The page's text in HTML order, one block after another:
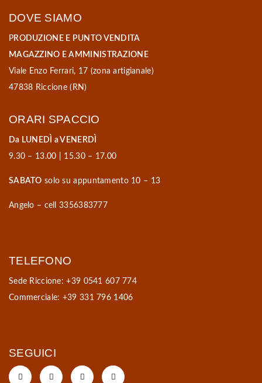
DOVE SIAMO
PRODUZIONE E PUNTO VENDITA
MAGAZZINO E AMMINISTRAZIONE
Viale Enzo Ferrari, 17 (zona artigianale)
47838 Riccione (RN)
ORARI SPACCIO
Da LUNEDÌ a VENERDÌ
9.30 – 13.00 | 15.30 – 17.00
SABATO solo su appuntamento 10 – 13
Angelo – cell 3356383777
TELEFONO
Sede Riccione: +39 0541 607 774
Commerciale: +39 331 796 1406
SEGUICI